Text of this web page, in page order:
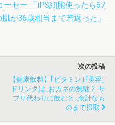
セー 「iPS細胞使ったら67
が36歳相当まで若返った」
次の投稿
【健康飲料】｢ビタミン｣｢美容｣
ドリンクは､おカネの無駄？ サ
プリ代わりに飲むと､余計なも
のまで摂取